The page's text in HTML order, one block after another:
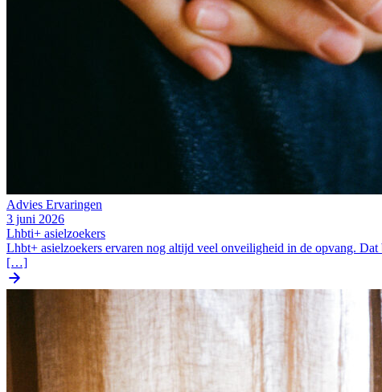
Advies Ervaringen
3 juni 2026
Lhbti+ asielzoekers
Lhbt+ asielzoekers ervaren nog altijd veel onveiligheid in de opvang.
[…]